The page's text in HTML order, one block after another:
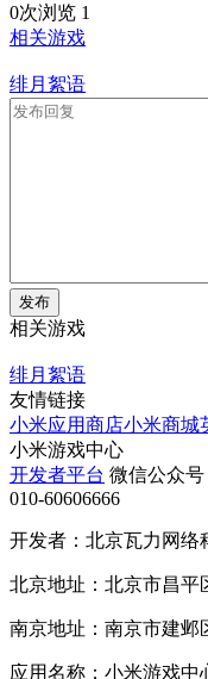
0次浏览 1
相关游戏
绯月絮语
发布
相关游戏
绯月絮语
友情链接
小米应用商店小米商城
小米游戏中心
开发者平台 微信公众号
010-60606666
开发者：北京瓦力网络
北京地址：北京市昌平
南京地址：南京市建邺
应用名称：小米游戏中